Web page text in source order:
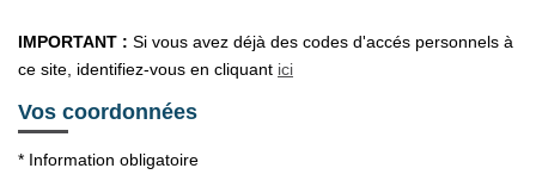
EXTRANET
IMPORTANT : Si vous avez déjà des codes d'accés personnels à
ce site, identifiez-vous en cliquant ici
Vos coordonnées
* Information obligatoire